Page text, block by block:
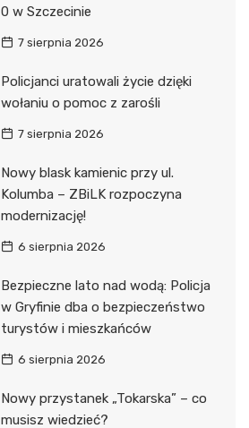
0 w Szczecinie
7 sierpnia 2026
Policjanci uratowali życie dzięki
wołaniu o pomoc z zarośli
7 sierpnia 2026
Nowy blask kamienic przy ul.
Kolumba – ZBiLK rozpoczyna
modernizację!
6 sierpnia 2026
Bezpieczne lato nad wodą: Policja
w Gryfinie dba o bezpieczeństwo
turystów i mieszkańców
6 sierpnia 2026
Nowy przystanek „Tokarska” – co
musisz wiedzieć?